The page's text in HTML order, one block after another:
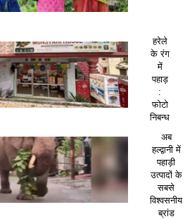
हरेले
के रंग
में
पहाड़
:
फोटो
निबन्ध
अब
हल्द्वानी में
पहाड़ी
उत्पादों के
सबसे
विश्वसनीय
ब्रांड